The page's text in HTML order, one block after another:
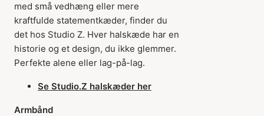
med små vedhæng eller mere
kraftfulde statementkæder, finder du
det hos Studio Z. Hver halskæde har en
historie og et design, du ikke glemmer.
Perfekte alene eller lag-på-lag.
Se Studio.Z halskæder her
Armbånd